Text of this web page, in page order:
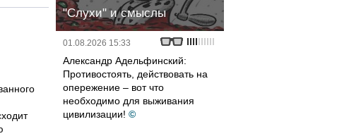
"Слухи" и смыслы
01.08.2026 15:33
Александр Адельфинский:
Противостоять, действовать на
опережение – вот что
необходимо для выживания
цивилизации! ©